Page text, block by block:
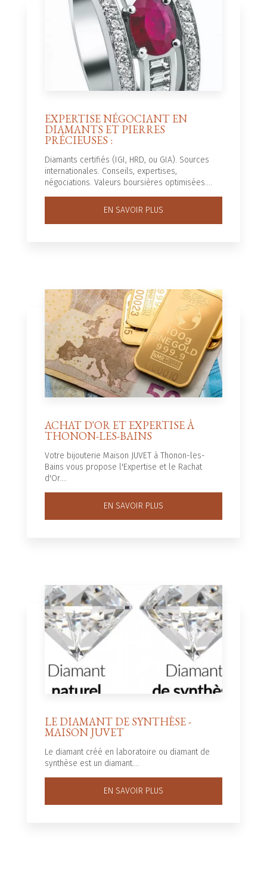
EXPERTISE NÉGOCIANT EN
DIAMANTS ET PIERRES
PRÉCIEUSES :
Diamants certifiés (IGI, HRD, ou GIA). Sources
internationales. Conseils, expertises,
négociations. Valeurs boursières optimisées....
EN SAVOIR PLUS
ACHAT D'OR ET EXPERTISE À
THONON-LES-BAINS
Votre bijouterie Maison JUVET à Thonon-les-
Bains vous propose l'Expertise et le Rachat
d'Or....
EN SAVOIR PLUS
LE DIAMANT DE SYNTHÈSE -
MAISON JUVET
Le diamant créé en laboratoire ou diamant de
synthèse est un diamant....
EN SAVOIR PLUS